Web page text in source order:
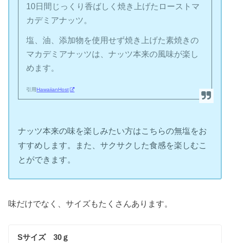
10日間じっくり香ばしく焼き上げたローストマ
カデミアナッツ。
塩、油、添加物を使用せず焼き上げた素焼きの
マカデミアナッツは、ナッツ本来の風味が楽し
めます。
引用HawaiianHost
ナッツ本来の味を楽しみたい方はこちらの無塩をお
すすめします。また、サクサクした食感を楽しむこ
とができます。
味だけでなく、サイズもたくさんあります。
Sサイズ 30ｇ